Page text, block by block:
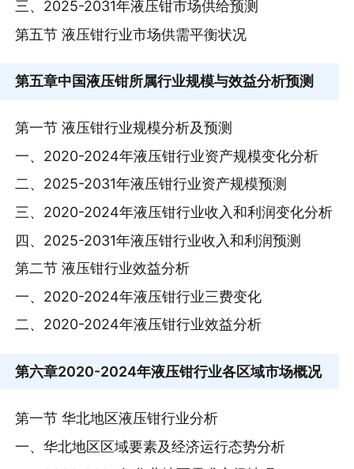
三、2025-2031年液压钳市场供给预测
第五节 液压钳行业市场供需平衡状况
第五章中国液压钳所属行业规模与效益分析预测
第一节 液压钳行业规模分析及预测
一、2020-2024年液压钳行业资产规模变化分析
二、2025-2031年液压钳行业资产规模预测
三、2020-2024年液压钳行业收入和利润变化分析
四、2025-2031年液压钳行业收入和利润预测
第二节 液压钳行业效益分析
一、2020-2024年液压钳行业三费变化
二、2020-2024年液压钳行业效益分析
第六章2020-2024年液压钳行业各区域市场概况
第一节 华北地区液压钳行业分析
一、华北地区区域要素及经济运行态势分析